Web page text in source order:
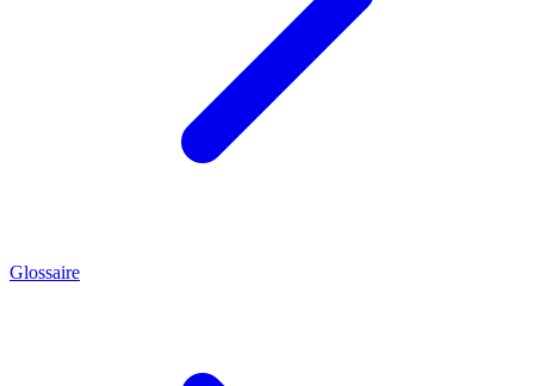
Glossaire